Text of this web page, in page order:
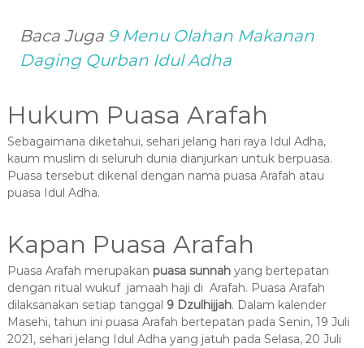
Baca Juga 9 Menu Olahan Makanan
Daging Qurban Idul Adha
Hukum Puasa Arafah
Sebagaimana diketahui, sehari jelang hari raya Idul Adha,
kaum muslim di seluruh dunia dianjurkan untuk berpuasa.
Puasa tersebut dikenal dengan nama puasa Arafah atau
puasa Idul Adha.
Kapan Puasa Arafah
Puasa Arafah merupakan puasa sunnahyang bertepatan
dengan ritual wukuf jamaah haji di Arafah. Puasa Arafah
dilaksanakan setiap tanggal 9 Dzulhijjah. Dalam kalender
Masehi, tahun ini puasa Arafah bertepatan pada Senin, 19 Juli
2021, sehari jelang Idul Adha yang jatuh pada Selasa, 20 Juli